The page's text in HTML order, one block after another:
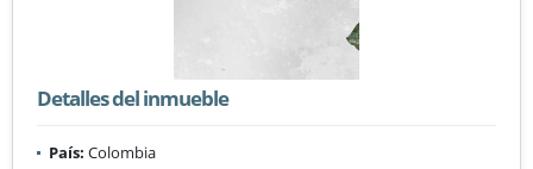
Detalles del inmueble
País: Colombia